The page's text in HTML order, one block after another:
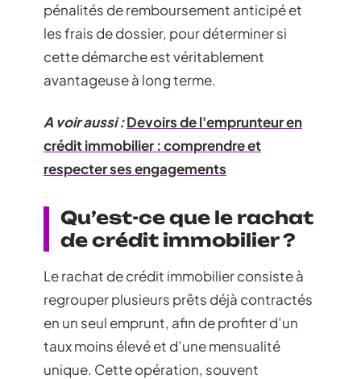
pénalités de remboursement anticipé et
les frais de dossier, pour déterminer si
cette démarche est véritablement
avantageuse à long terme.
A voir aussi :Devoirs de l'emprunteur en
crédit immobilier : comprendre et
respecter ses engagements
Qu’est-ce que le rachat
de crédit immobilier ?
Le rachat de crédit immobilier consiste à
regrouper plusieurs prêts déjà contractés
en un seul emprunt, afin de profiter d’un
taux moins élevé et d’une mensualité
unique. Cette opération, souvent